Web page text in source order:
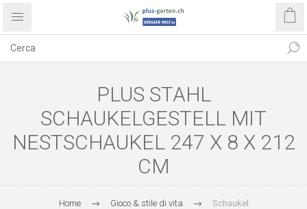
PLUS STAHL
SCHAUKELGESTELL MIT
NESTSCHAUKEL 247 X 8 X 212
CM
Home Gioco & stile di vita Schaukel